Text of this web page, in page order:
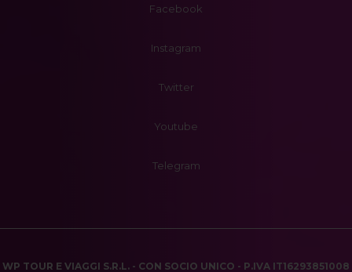
Facebook
Instagram
Twitter
Youtube
Telegram
WP TOUR E VIAGGI S.R.L. - CON SOCIO UNICO - P.IVA IT16293851008